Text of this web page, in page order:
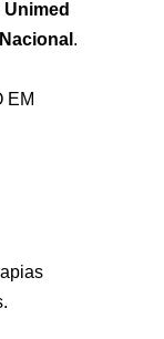
Unimed
.
EM